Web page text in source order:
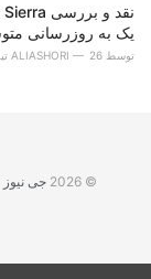
یک به روزرسانی
توسط ALIASHORI 26 تیر 1400
© 2026 جی نیوز